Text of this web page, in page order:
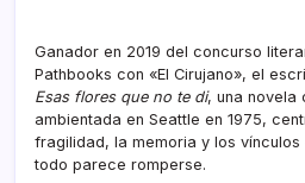
Ganador en 2019 del concurso
Pathbooks con «El Cirujano», el
Esas flores que no te di, una novela
ambientada en Seattle en 1975,
fragilidad, la memoria y los vínculos
todo parece romperse.